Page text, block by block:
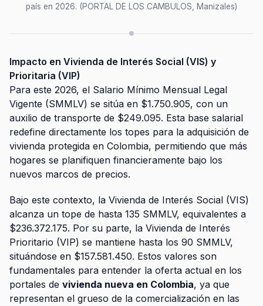
país en 2026. (PORTAL DE LOS CAMBULOS, Manizales)
Impacto en Vivienda de Interés Social (VIS) y
Prioritaria (VIP)
Para este 2026, el Salario Mínimo Mensual Legal
Vigente (SMMLV) se sitúa en $1.750.905, con un
auxilio de transporte de $249.095. Esta base salarial
redefine directamente los topes para la adquisición de
vivienda protegida en Colombia, permitiendo que más
hogares se planifiquen financieramente bajo los
nuevos marcos de precios.
Bajo este contexto, la Vivienda de Interés Social (VIS)
alcanza un tope de hasta 135 SMMLV, equivalentes a
$236.372.175. Por su parte, la Vivienda de Interés
Prioritario (VIP) se mantiene hasta los 90 SMMLV,
situándose en $157.581.450. Estos valores son
fundamentales para entender la oferta actual en los
portales de vivienda nueva en Colombia, ya que
representan el grueso de la comercialización en las